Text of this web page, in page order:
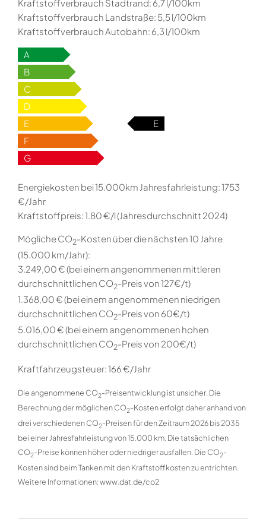
Kraftstoffverbrauch Stadtrand: 6,7 l/100km
Kraftstoffverbrauch Landstraße: 5,5 l/100km
Kraftstoffverbrauch Autobahn: 6,3 l/100km
A
B
C
D
E
E
F
G
Energiekosten bei 15.000km Jahresfahrleistung:1753
€/Jahr
Kraftstoffpreis:1.80 €/l (Jahresdurchschnitt 2024)
Mögliche CO2-Kosten über die nächsten 10 Jahre
(15.000 km/Jahr):
3.249,00 € (bei einem angenommenen mittleren
durchschnittlichen CO2-Preis von 127€/t)
1.368,00 € (bei einem angenommenen niedrigen
durchschnittlichen CO2-Preis von 60€/t)
5.016,00 € (bei einem angenommenen hohen
durchschnittlichen CO2-Preis von 200€/t)
Kraftfahrzeugsteuer:166 €/Jahr
Die angenommene CO2-Preisentwicklung ist unsicher. Die
Berechnung der möglichen CO2-Kosten erfolgt daher anhand von
drei verschiedenen CO2-Preisen für den Zeitraum 2026 bis 2035
bei einer Jahresfahrleistung von 15.000 km. Die tatsächlichen
CO2-Preise können höher oder niedriger ausfallen. Die CO2-
Kosten sind beim Tanken mit den Kraftstoffkosten zu entrichten.
Weitere Informationen: www.dat.de/co2